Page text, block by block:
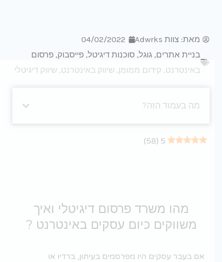
מאת:צוות Adwrks
04/02/2022
בניית אתרים,גוגל ,סוכנות דיגיטל,פייסבוק,פרסום
באינטרנט,קידום ממומן,שיווק באינטרנט,שיווק דיגיטלי
מה בעמוד הזה?
5
(
58
)
מהו משרד פרסום דיגיטלי ואיך
משווקים כיום עסקים באינטרנט ?
אם בעבר עסקים היו מפרסמים בעיתון, ברדיו או